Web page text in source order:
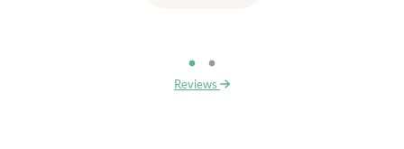
Reviews